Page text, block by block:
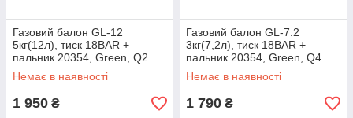
Газовий балон GL-12
5кг(12л), тиск 18BAR +
пальник 20354, Green, Q2
Немає в наявності
1 950 ₴
Газовий балон GL-7.2
3кг(7,2л), тиск 18BAR +
пальник 20354, Green, Q4
Немає в наявності
1 790 ₴